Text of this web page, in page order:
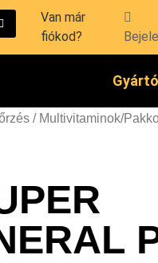
Van már
fiókod?
/ Multivitaminok/